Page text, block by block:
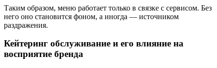
Таким образом, меню работает только в связке с сервисом. Без
него оно становится фоном, а иногда — источником
раздражения.
Кейтеринг обслуживание и его влияние на
восприятие бренда